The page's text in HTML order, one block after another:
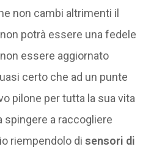
non cambi altrimenti il
potrà essere una fedele
essere aggiornato
certo che ad un punte
pilone per tutta la sua vita
spingere a raccogliere
riempendolo di sensori di